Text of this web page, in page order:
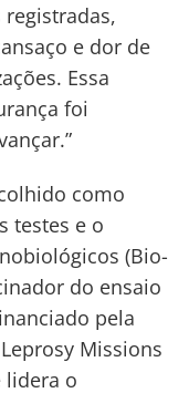
registradas,
e dor de
Essa
foi
como
testes e o
(Bio-
do ensaio
pela
Missions
lidera o